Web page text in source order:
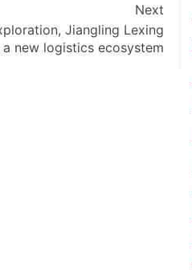
Next
Jiangling Lexing
new logistics ecosystem